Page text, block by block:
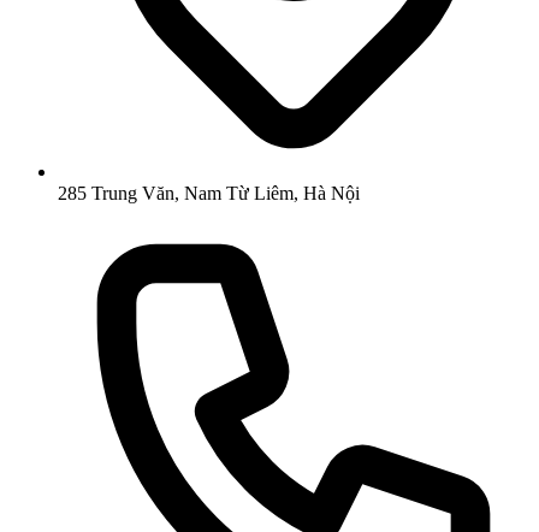
285 Trung Văn, Nam Từ Liêm, Hà Nội